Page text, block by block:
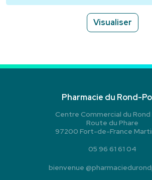
Visualiser
Pharmacie du Rond-
Centre Commercial du Rond
Route du Phare
97200 Fort-de-France
05 96 61 61 04
bienvenue @